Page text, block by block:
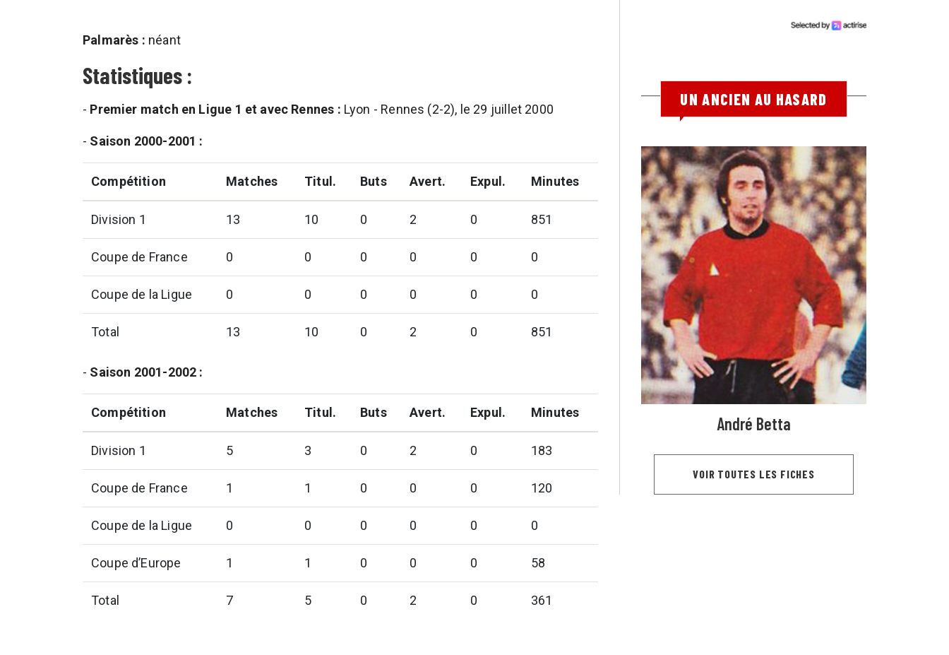
Palmarès : néant
Statistiques :
- Premier match en Ligue 1 et avec Rennes : Lyon - Rennes (2-2), le 29 juillet 2000
- Saison 2000-2001 :
Compétition Matches Titul. Buts Avert. Expul. Minutes
Division 1 13 10 0 2 0 851
Coupe de France 0 0 0 0 0 0
Coupe de la Ligue 0 0 0 0 0 0
Total 13 10 0 2 0 851
- Saison 2001-2002 :
Compétition Matches Titul. Buts Avert. Expul. Minutes
Division 1 5 3 0 2 0 183
Coupe de France 1 1 0 0 0 120
Coupe de la Ligue 0 0 0 0 0 0
Coupe d’Europe 1 1 0 0 0 58
Total 7 5 0 2 0 361
UN ANCIEN AU HASARD
André Betta
VOIR TOUTES LES FICHES